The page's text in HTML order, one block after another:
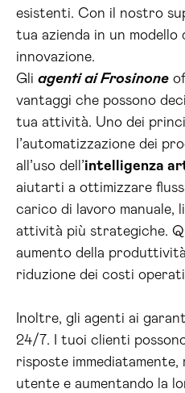
esistenti. Con il nostro
tua azienda in un modello
innovazione.
Gli agenti ai Frosinone
vantaggi che possono
tua attività. Uno dei
l’automatizzazione dei
all’uso dell’intelligenza
aiutarti a ottimizzare
carico di lavoro manuale,
attività più strategiche.
aumento della
riduzione dei costi
Inoltre, gli agenti ai
24/7. I tuoi clienti
risposte immediatamente,
utente e aumentando la